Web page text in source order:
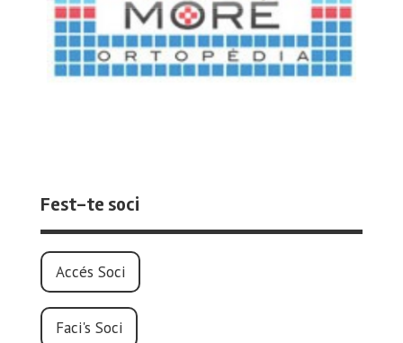
Fest-te soci
Accés Soci
Faci's Soci